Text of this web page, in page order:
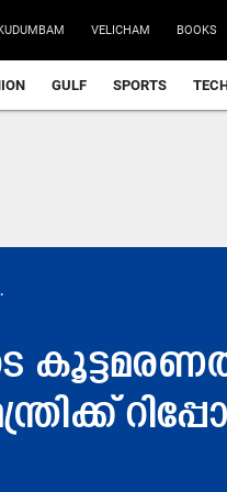
VELICHAM BOOKS
GULF SPORTS